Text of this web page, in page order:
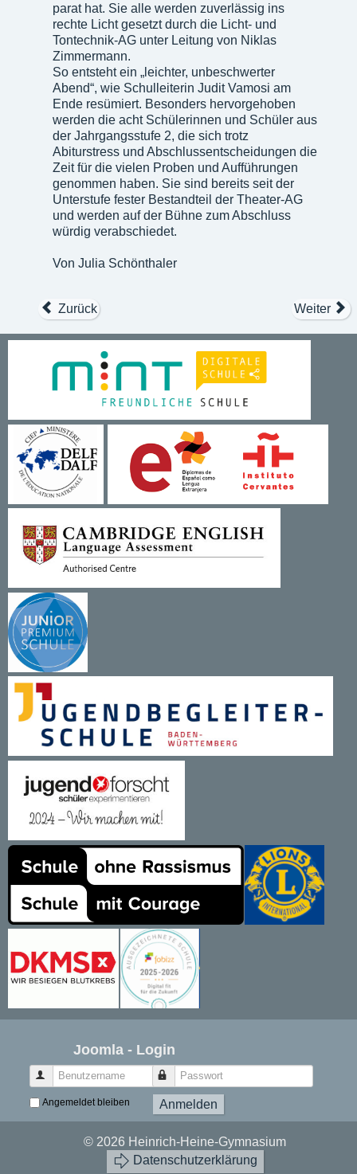
parat hat. Sie alle werden zuverlässig ins
rechte Licht gesetzt durch die Licht- und
Tontechnik-AG unter Leitung von Niklas
Zimmermann.
So entsteht ein „leichter, unbeschwerter
Abend“, wie Schulleiterin Judit Vamosi am
Ende resümiert. Besonders hervorgehoben
werden die acht Schülerinnen und Schüler aus
der Jahrgangsstufe 2, die sich trotz
Abiturstress und Abschlussentscheidungen die
Zeit für die vielen Proben und Aufführungen
genommen haben. Sie sind bereits seit der
Unterstufe fester Bestandteil der Theater-AG
und werden auf der Bühne zum Abschluss
würdig verabschiedet.
Von Julia Schönthaler
Zurück Weiter
Joomla - Login
Benutzername Passwort
Angemeldet bleiben Anmelden
© 2026 Heinrich-Heine-Gymnasium
Datenschutzerklärung